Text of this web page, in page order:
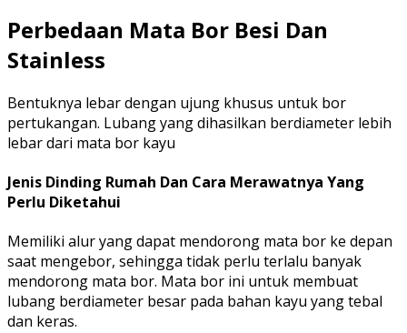
Perbedaan Mata Bor Besi Dan
Stainless
Bentuknya lebar dengan ujung khusus untuk bor
pertukangan. Lubang yang dihasilkan berdiameter lebih
lebar dari mata bor kayu
Jenis Dinding Rumah Dan Cara Merawatnya Yang
Perlu Diketahui
Memiliki alur yang dapat mendorong mata bor ke depan
saat mengebor, sehingga tidak perlu terlalu banyak
mendorong mata bor. Mata bor ini untuk membuat
lubang berdiameter besar pada bahan kayu yang tebal
dan keras.